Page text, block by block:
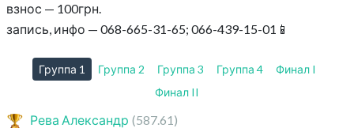
взнос — 100грн.
запись, инфо — 068-665-31-65; 066-439-15-01📱
Группа 1 Группа 2 Группа 3 Группа 4
Финал I
Финал II
Рева Александр (587.61)